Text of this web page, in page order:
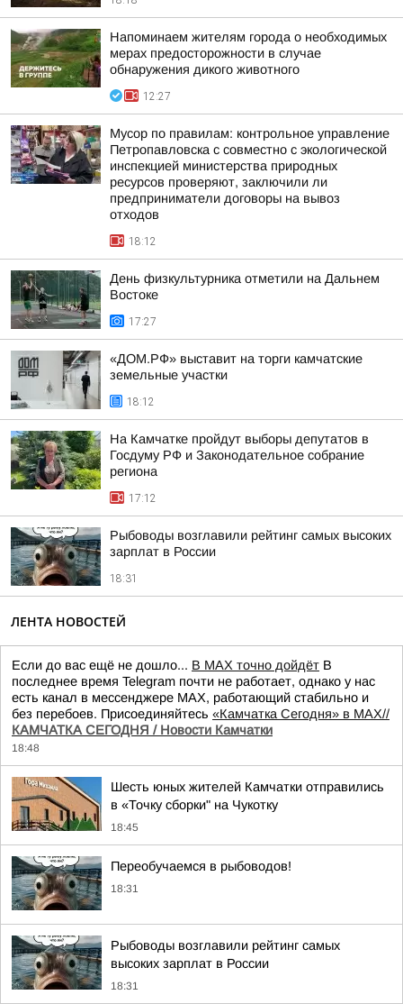
Напоминаем жителям города о необходимых
мерах предосторожности в случае
обнаружения дикого животного
12:27
Мусор по правилам: контрольное управление
Петропавловска с совместно с экологической
инспекцией министерства природных
ресурсов проверяют, заключили ли
предприниматели договоры на вывоз
отходов
18:12
День физкультурника отметили на Дальнем
Востоке
17:27
«ДОМ.РФ» выставит на торги камчатские
земельные участки
18:12
На Камчатке пройдут выборы депутатов в
Госдуму РФ и Законодательное собрание
региона
17:12
Рыбоводы возглавили рейтинг самых высоких
зарплат в России
18:31
ЛЕНТА НОВОСТЕЙ
Если до вас ещё не дошло... В MAX точно дойдёт В
последнее время Telegram почти не работает, однако у нас
есть канал в мессенджере MAX, работающий стабильно и
без перебоев. Присоединяйтесь «Камчатка Сегодня» в MAX//
КАМЧАТКА СЕГОДНЯ / Новости Камчатки
18:48
Шесть юных жителей Камчатки отправились
в «Точку сборки" на Чукотку
18:45
Переобучаемся в рыбоводов!
18:31
Рыбоводы возглавили рейтинг самых
высоких зарплат в России
18:31